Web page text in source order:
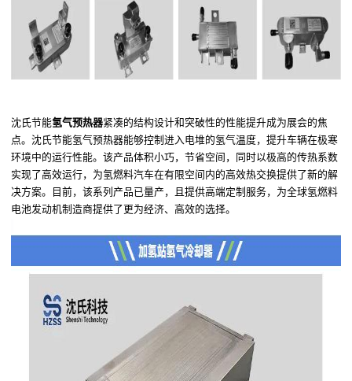
沈氏节能氢气预热器紧凑的结构设计和突破性的性能提升成为展会的焦
点。沈氏节能氢气预热器能够控制进入电堆的氢气温度，提升车辆在极寒
环境中的运行性能。该产品体积小巧，节省空间，同时以极高的传热系数
实现了高效运行， 为氢燃料汽车在有限空间内的高效热交换提供了新的解
决方案。
目前，该系列产品已量产 ， 且提供高端定制服务， 为全球氢燃料
电池发动机制造商提供了更为经济、高效的选择。